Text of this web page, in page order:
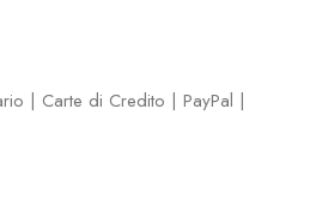
| Carte di Credito | PayPal |